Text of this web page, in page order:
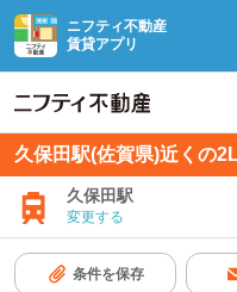
ニフティ不動産
賃貸アプリ
久保田駅(佐賀県)近くの
久保田駅
変更する
条件を保存